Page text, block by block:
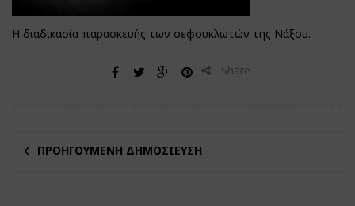
Η διαδικασία παρασκευής των σεφουκλωτών της Νάξου.
Share
ΠΡΟΗΓΟΎΜΕΝΗ ΔΗΜΟΣΊΕΥΣΗ